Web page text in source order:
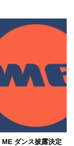
ダンス披露決定